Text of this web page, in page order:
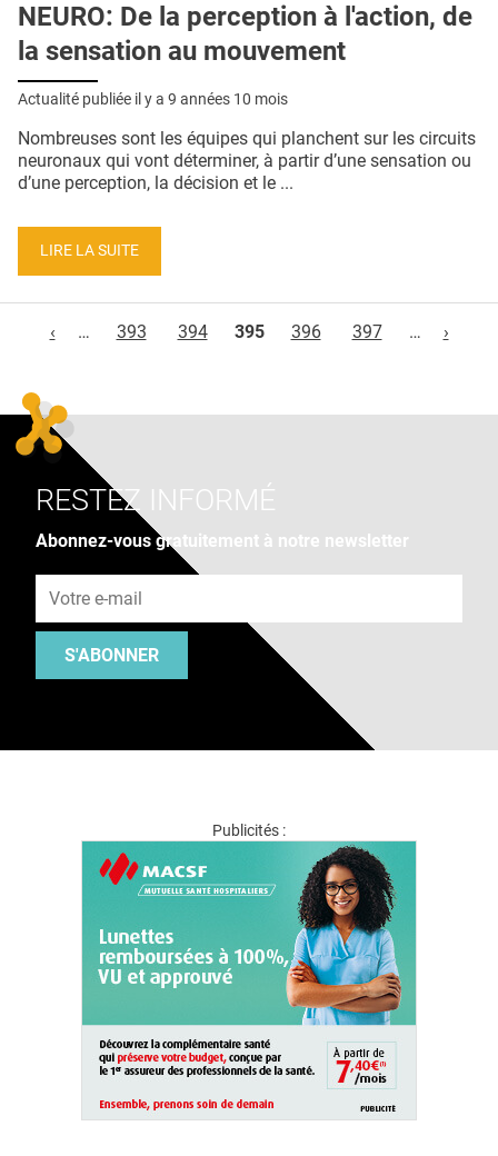
NEURO: De la perception à l'action, de
la sensation au mouvement
Actualité publiée il y a 9 années 10 mois
Nombreuses sont les équipes qui planchent sur les circuits
neuronaux qui vont déterminer, à partir d’une sensation ou
d’une perception, la décision et le ...
LIRE LA SUITE
‹
… 393 394 395 396 397 … ›
RESTEZ INFORMÉ
Abonnez-vous gratuitement à notre newsletter
S'ABONNER
Publicités :